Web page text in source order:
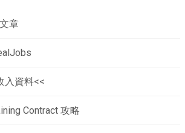
章
入資料<<
Contract 攻略